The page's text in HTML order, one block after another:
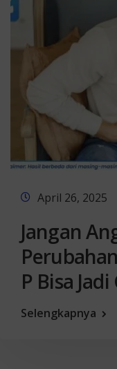
April 26, 2025
Jangan
P Bisa
Selengkapnya